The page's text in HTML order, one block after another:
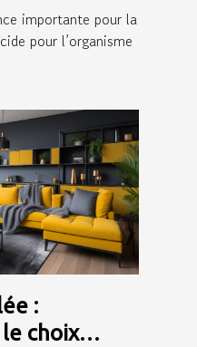
sucre sur
importante pour la
pour l’organisme
:
choix